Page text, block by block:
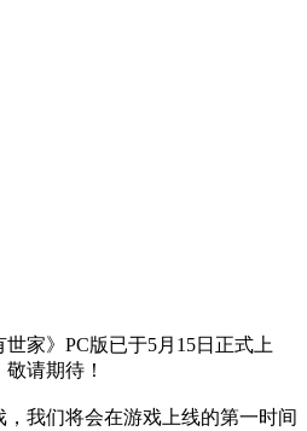
家》PC版已于5月15日正式上
请期待！
我们将会在游戏上线的第一时间